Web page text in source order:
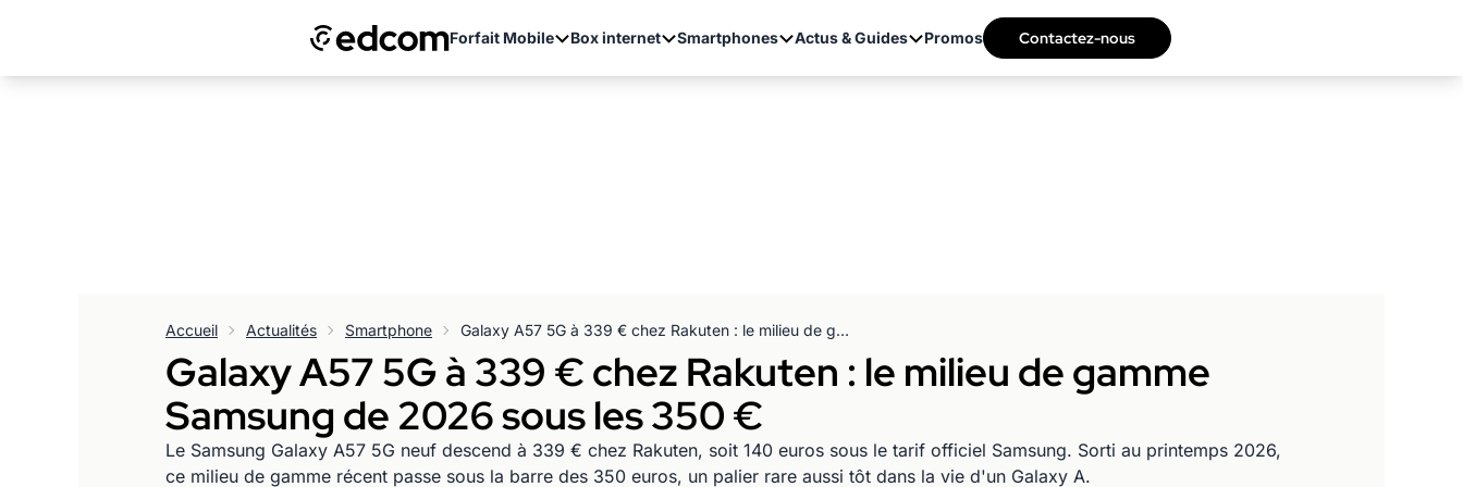
Forfait Mobile Box internet Smartphones Actus & Guides Promos Contactez-nous
Accueil Actualités Smartphone Galaxy A57 5G à 339 € chez Rakuten : le milieu de gamme Samsung de 2026 sous les 350 €
Galaxy A57 5G à 339 € chez Rakuten : le milieu de gamme
Samsung de 2026 sous les 350 €
Le Samsung Galaxy A57 5G neuf descend à 339 € chez Rakuten, soit 140 euros sous le tarif officiel Samsung. Sorti au printemps 2026,
ce milieu de gamme récent passe sous la barre des 350 euros, un palier rare aussi tôt dans la vie d'un Galaxy A.